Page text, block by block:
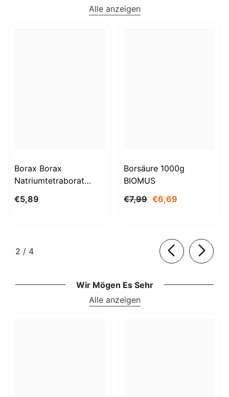
Alle anzeigen
Borax Borax
Natriumtetraborat
STANLAB
€5,89
Borsäure 1000g
BIOMUS
€7,99 €6,69
2 / von
4
Wir Mögen Es Sehr
Alle anzeigen